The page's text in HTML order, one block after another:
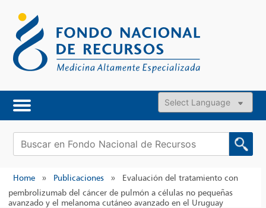
content
Powered by
Buscar:
Home » Publicaciones »
Evaluación del tratamiento con
pembrolizumab del cáncer de pulmón a células no pequeñas
avanzado y el melanoma cutáneo avanzado en el Uruguay